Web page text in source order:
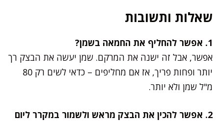
שאלות ותשובות
1. אפשר להחליף את החמאה בשמן?
אפשר, אבל זה ישנה את המרקם. שמן יעשה את הבצק רך
יותר ופחות פריך, אז אם מחליפים – כדאי לשים רק 80
מ"ל שמן ולא יותר.
2. אפשר להכין את הבצק מראש ולשמור במקרר ליום